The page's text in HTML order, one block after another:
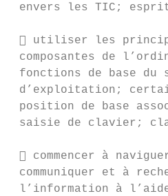
envers les TIC;
 utiliser les
composantes de
fonctions de base du
d’exploitation;
position de base
saisie de clavier;
 commencer à
communiquer et à
l’information à